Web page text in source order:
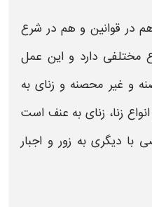
در قوانین و هم در شرع
مختلفی دارد و این عمل
و غیر محصنه و زنای به
زنا، زنای به عنف است
دیگری به زور و اجبار